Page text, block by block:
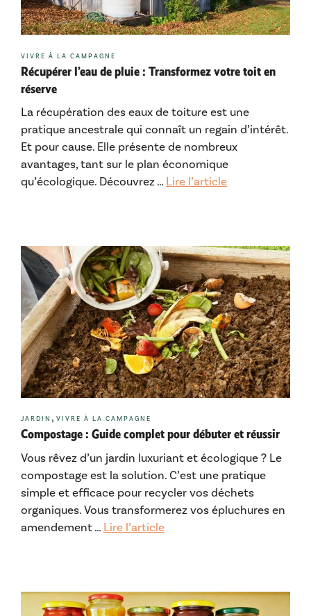
Récupérer l’eau de pluie : Transformez votre toit en
réserve
La récupération des eaux de toiture est une
pratique ancestrale qui connaît un regain d’intérêt.
Et pour cause. Elle présente de nombreux
avantages, tant sur le plan économique
qu’écologique. Découvrez … Lire l’article
Catégories
VIVRE À LA CAMPAGNE
Compostage : Guide complet pour débuter et réussir
Vous rêvez d’un jardin luxuriant et écologique ? Le
compostage est la solution. C’est une pratique
simple et efficace pour recycler vos déchets
organiques. Vous transformerez vos épluchures en
amendement … Lire l’article
Catégories
JARDIN , VIVRE À LA CAMPAGNE